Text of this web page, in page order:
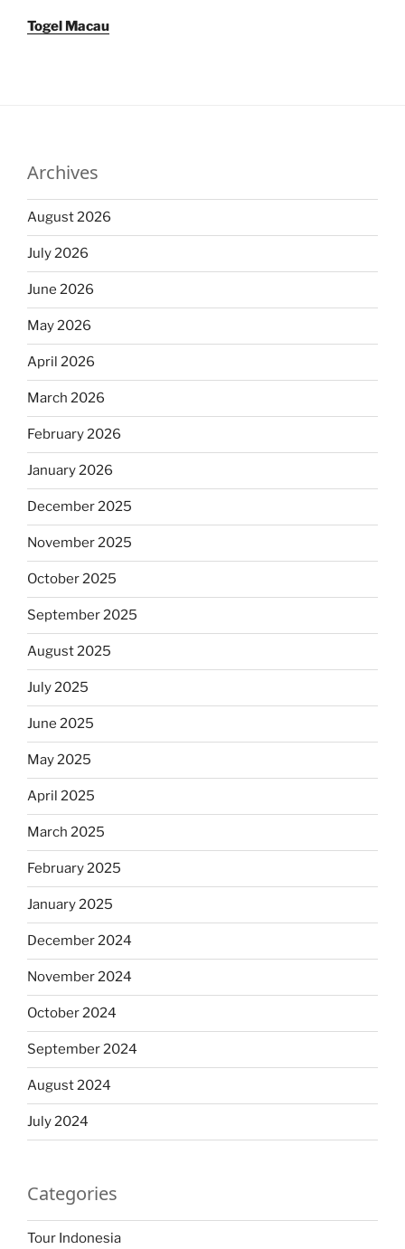
Togel Macau
Archives
August 2026
July 2026
June 2026
May 2026
April 2026
March 2026
February 2026
January 2026
December 2025
November 2025
October 2025
September 2025
August 2025
July 2025
June 2025
May 2025
April 2025
March 2025
February 2025
January 2025
December 2024
November 2024
October 2024
September 2024
August 2024
July 2024
Categories
Tour Indonesia